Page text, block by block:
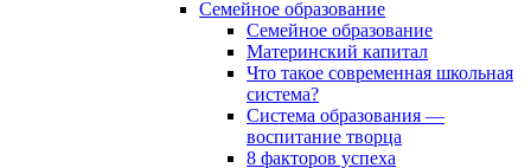
Семейное образование
Семейное образование
Материнский капитал
Что такое современная школьная
система?
Система образования —
воспитание творца
8 факторов успеха